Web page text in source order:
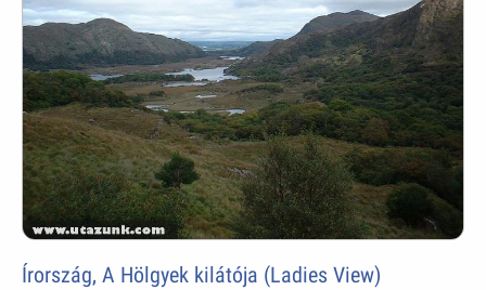
Írország, A Hölgyek kilátója (Ladies View)